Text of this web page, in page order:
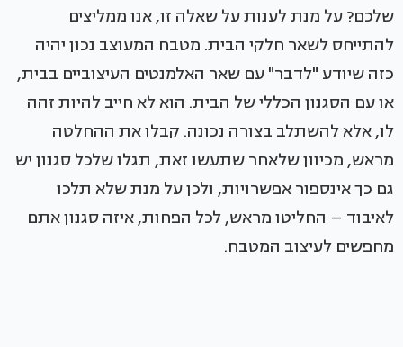
שלכם? על מנת לענות על שאלה זו, אנו ממליצים
להתייחס לשאר חלקי הבית. מטבח המעוצב נכון יהיה
כזה שיודע "לדבר" עם שאר האלמנטים העיצוביים בבית,
או עם הסגנון הכללי של הבית. הוא לא חייב להיות זהה
לו, אלא להשתלב בצורה נכונה. קבלו את ההחלטה
מראש, מכיוון שלאחר שתעשו זאת, תגלו שלכל סגנון יש
גם כך אינספור אפשרויות, ולכן על מנת שלא תלכו
לאיבוד – החליטו מראש, לכל הפחות, איזה סגנון אתם
מחפשים לעיצוב המטבח.